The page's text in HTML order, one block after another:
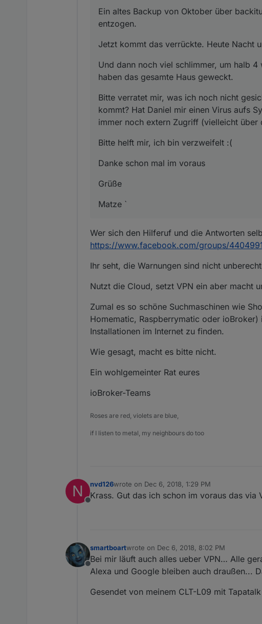
Ein altes Backup von Oktober über
entzogen.
Jetzt kommt das verrückte. Heute Nacht
Und dann noch viel schlimmer, um halb
haben das gesamte Haus geweckt.
Bitte verratet mir, was ich noch nicht
kommt? Hat Daniel mir einen Virus aufs
immer noch extern Zugriff (vielleicht über
Bitte helft mir, ich bin verzweifelt :(
Danke schon mal im voraus
Grüße
Matze `
Wer sich den Hilferuf und die Antworten
https://www.facebook.com/groups/
Ihr seht, die Warnungen sind nicht
Nutzt die Cloud, setzt VPN ein aber macht
Zumal es so schöne Suchmaschinen wie
Homematic, Raspberrymatic oder
Installationen im Internet zu finden.
Wie gesagt, macht es bitte nicht.
Ein wohlgemeinter Rat eures
ioBroker-Teams
Roses are red, violets are blue,
if I listen to metal, my neighbours do too
N
Offline
nvd126wrote on Dec 6, 2018, 1:29 PM
last edited by
Krass. Gut das ich schon im voraus das via
Offline
smartboartwrote on Dec 6, 2018, 8:02 PM
last edited by
Bei mir läuft auch alles ueber VPN… Alle
Alexa und Google bleiben auch draußen...
Gesendet von meinem CLT-L09 mit Tapatalk